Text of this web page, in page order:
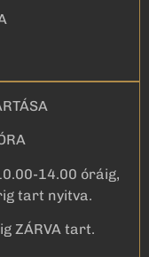
14.00 óráig,
tart nyitva.
ZÁRVA tart.